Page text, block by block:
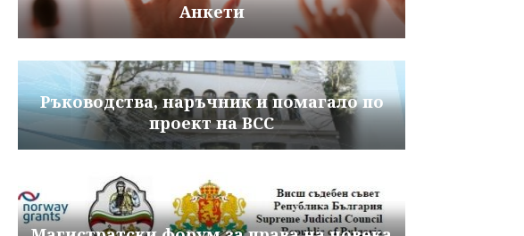
Анкети
Ръководства, наръчник и помагало по
проект на ВСС